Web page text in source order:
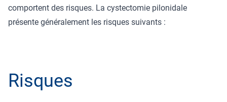
comportent des risques. La cystectomie pilonidale
présente généralement les risques suivants :
Risques